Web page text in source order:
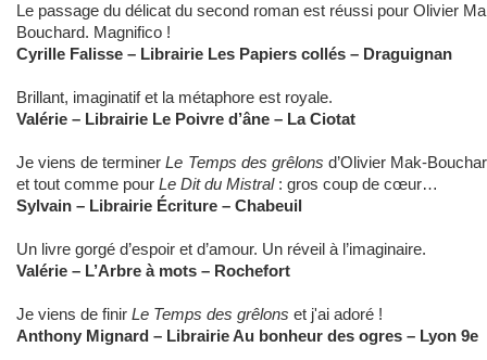
Le passage du délicat du second roman est réussi pour Olivier
Bouchard. Magnifico !
Cyrille Falisse – Librairie Les Papiers collés – Draguignan
Brillant, imaginatif et la métaphore est royale.
Valérie – Librairie Le Poivre d’âne – La Ciotat
Je viens de terminerLe Temps des grêlons d’Olivier Mak-
et tout comme pour Le Dit du Mistral : gros coup de cœur…
Sylvain – Librairie Écriture – Chabeuil
Un livre gorgé d’espoir et d’amour. Un réveil à l’imaginaire.
Valérie – L’Arbre à mots – Rochefort
Je viens de finir Le Temps des grêlons et j'ai adoré !
Anthony Mignard – Librairie Au bonheur des ogres – Lyon 9e